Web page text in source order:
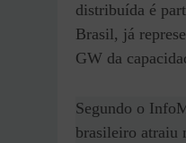
distribuída é
Brasil, já
GW da
Segundo o
brasileiro atraiu